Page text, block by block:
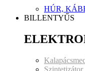
HÚR,
BILLENTYŰS